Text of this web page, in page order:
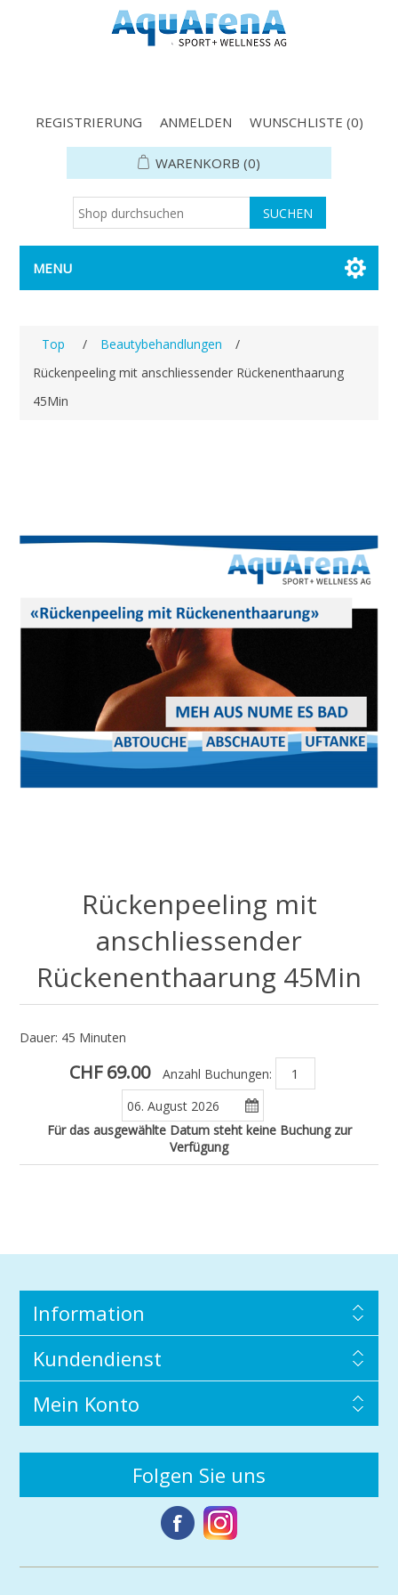
REGISTRIERUNG ANMELDEN WUNSCHLISTE (0)
WARENKORB (0)
MENU
Top / Beautybehandlungen
/
Rückenpeeling mit anschliessender Rückenenthaarung
45Min
Rückenpeeling mit
anschliessender
Rückenenthaarung 45Min
Dauer: 45 Minuten
CHF 69.00 Anzahl Buchungen:
Für das ausgewählte Datum steht keine Buchung zur
Verfügung
Information
Kundendienst
Mein Konto
Folgen Sie uns